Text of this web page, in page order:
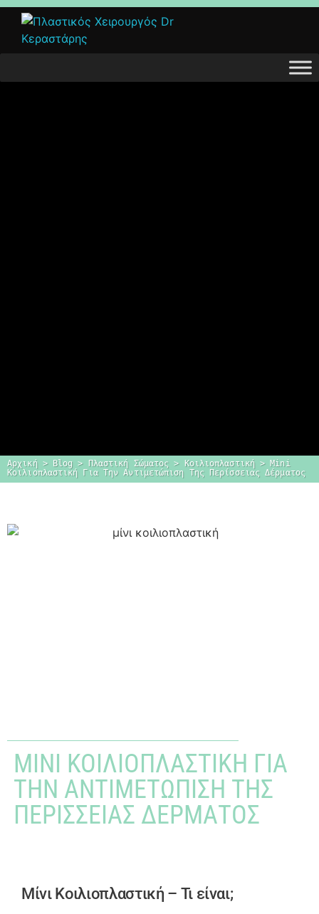
Dr. Δημήτρης
Ο προσωπικός σας πλαστικός
Αρχική > Blog > Πλαστική Σώματος > Κοιλιοπλαστική > Mini
Κοιλιοπλαστική Για Την Αντιμετώπιση Της Περίσσειας Δέρματος
MINI ΚΟΙΛΙΟΠΛΑΣΤΙΚΉ ΓΙΑ
ΤΗΝ ΑΝΤΙΜΕΤΏΠΙΣΗ ΤΗΣ
ΠΕΡΊΣΣΕΙΑΣ ΔΈΡΜΑΤΟΣ
Μίνι Κοιλιοπλαστική – Τι είναι;